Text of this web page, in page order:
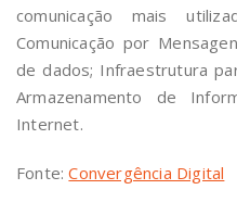
comunicação mais
Comunicação por
de dados; Infraestrutura
Armazenamento de
Internet.
Fonte:Convergência Digital